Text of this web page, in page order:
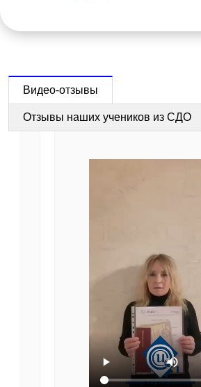
Видео-отзывы
Отзывы наших учеников из СДО